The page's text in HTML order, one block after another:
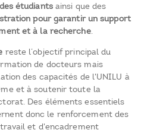
étudiantsainsi que des
pour garantir un support
et à la recherche.
reste l’objectif principal du
de docteurs mais
des capacités de l'UNILU à
et à soutenir toute la
Des éléments essentiels
donc le renforcement des
et d'encadrement